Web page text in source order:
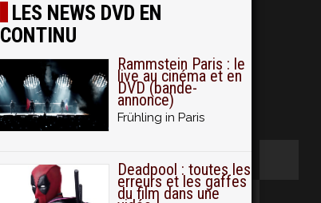
LES NEWS DVD EN
CONTINU
Rammstein Paris : le
live au cinéma et en
DVD (bande-
annonce)
Frühling in Paris
Deadpool : toutes les
erreurs et les gaffes
du film dans une